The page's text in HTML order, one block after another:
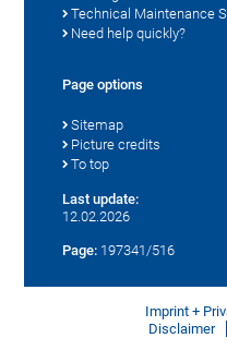
Technical Maintenance
Need help quickly?
Page options
Sitemap
Picture credits
To top
Last update:
12.02.2026
Page: 197341/516
Imprint +
Disclaimer